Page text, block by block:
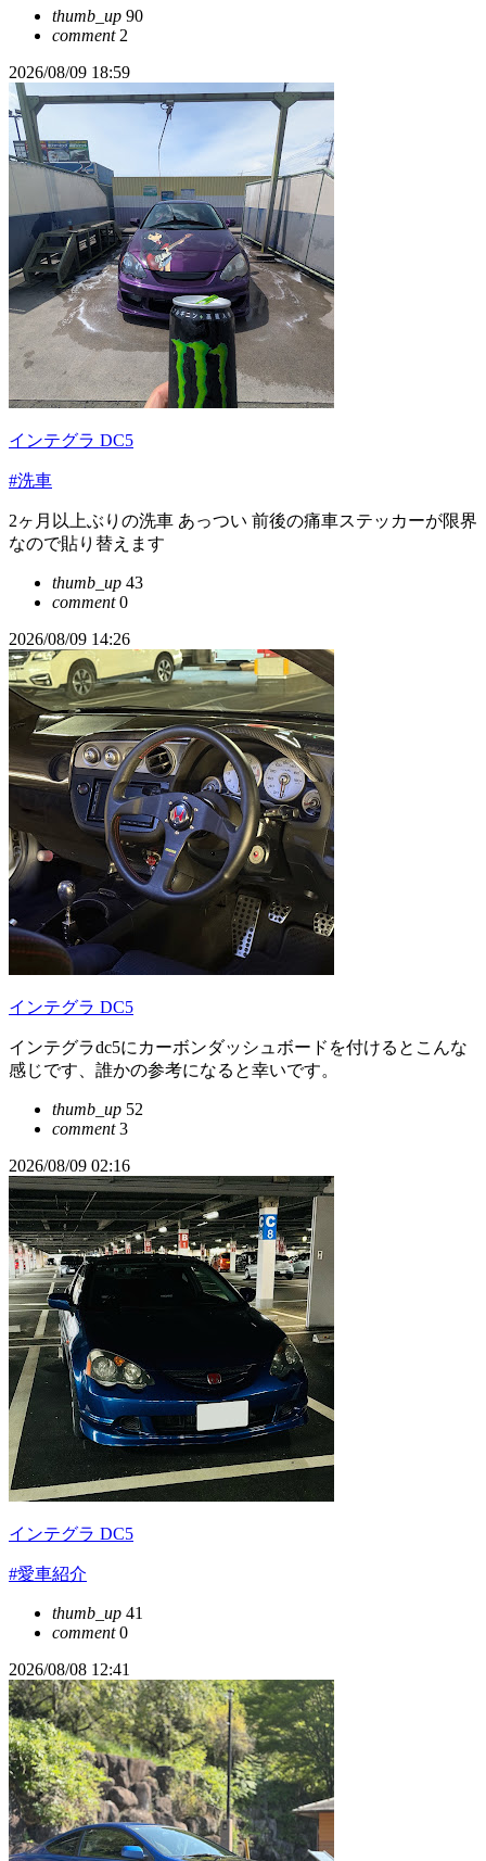
thumb_up 90
comment2
2026/08/09 18:59
インテグラ DC5
#洗車
2ヶ月以上ぶりの洗車 あっつい 前後の痛車ステッカーが限界
なので貼り替えます
thumb_up 43
comment0
2026/08/09 14:26
インテグラ DC5
インテグラdc5にカーボンダッシュボードを付けるとこんな
感じです、誰かの参考になると幸いです。
thumb_up 52
comment3
2026/08/09 02:16
インテグラ DC5
#愛車紹介
thumb_up 41
comment0
2026/08/08 12:41